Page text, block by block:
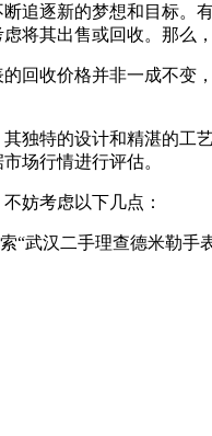
追逐新的梦想和目标。
将其出售或回收。那么
回收价格并非一成不变
独特的设计和精湛的工
场行情进行评估。
妨考虑以下几点：
“武汉二手理查德米勒